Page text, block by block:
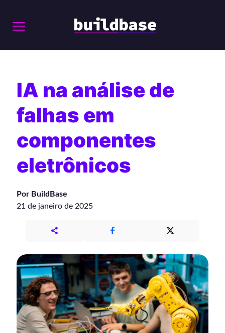
IA na análise de
falhas em
componentes
eletrônicos
Por BuildBase
21 de janeiro de 2025